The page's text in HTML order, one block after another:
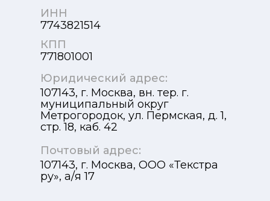
Юридический адрес:
107143, г. Москва, вн. тер. г.
муниципальный округ
Метрогородок, ул. Пермская, д. 1,
стр. 18, каб. 42
Почтовый адрес:
107143, г. Москва, ООО «Текстра
ру», а/я 17
7743821514
771801001
ИНН
КПП